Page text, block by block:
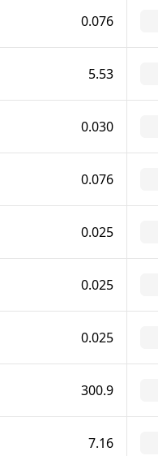
0.076
5.53
0.030
0.076
0.025
0.025
0.025
300.9
7.16